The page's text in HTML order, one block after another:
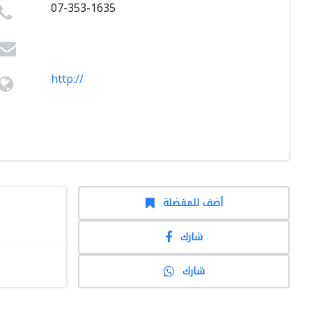
07-353-1635
http://
أضف للمفضلة
شارك
شارك